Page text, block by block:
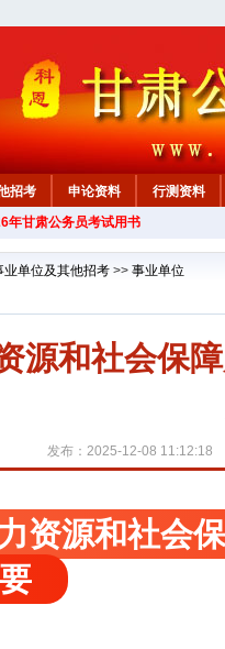
招考 申论资料
行测资料
年甘肃公务员考试用书
业单位及其他招考 >> 事业单位
源和社会保
发布：2025-12-08 11:12:18
资源和社会